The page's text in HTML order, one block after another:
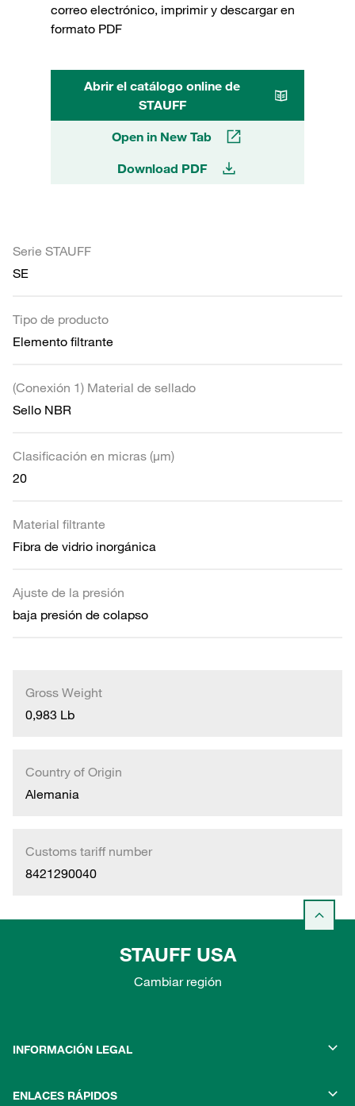
correo electrónico, imprimir y descargar en
formato PDF
Abrir el catálogo online de
STAUFF
Open in New Tab
Download PDF
Serie STAUFF
SE
Tipo de producto
Elemento filtrante
(Conexión 1) Material de sellado
Sello NBR
Clasificación en micras (µm)
20
Material filtrante
Fibra de vidrio inorgánica
Ajuste de la presión
baja presión de colapso
Gross Weight
0,983 Lb
Country of Origin
Alemania
Customs tariff number
8421290040
STAUFF USA
Cambiar región
INFORMACIÓN LEGAL
ENLACES RÁPIDOS